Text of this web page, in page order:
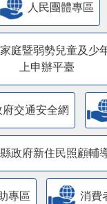
人民團體專區
庭暨弱勢兒童及少
上申辦平臺
交通安全網
政府新住民照顧輔
專區 消費